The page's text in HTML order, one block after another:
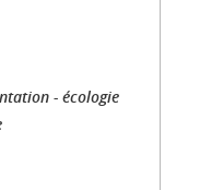
- écologie